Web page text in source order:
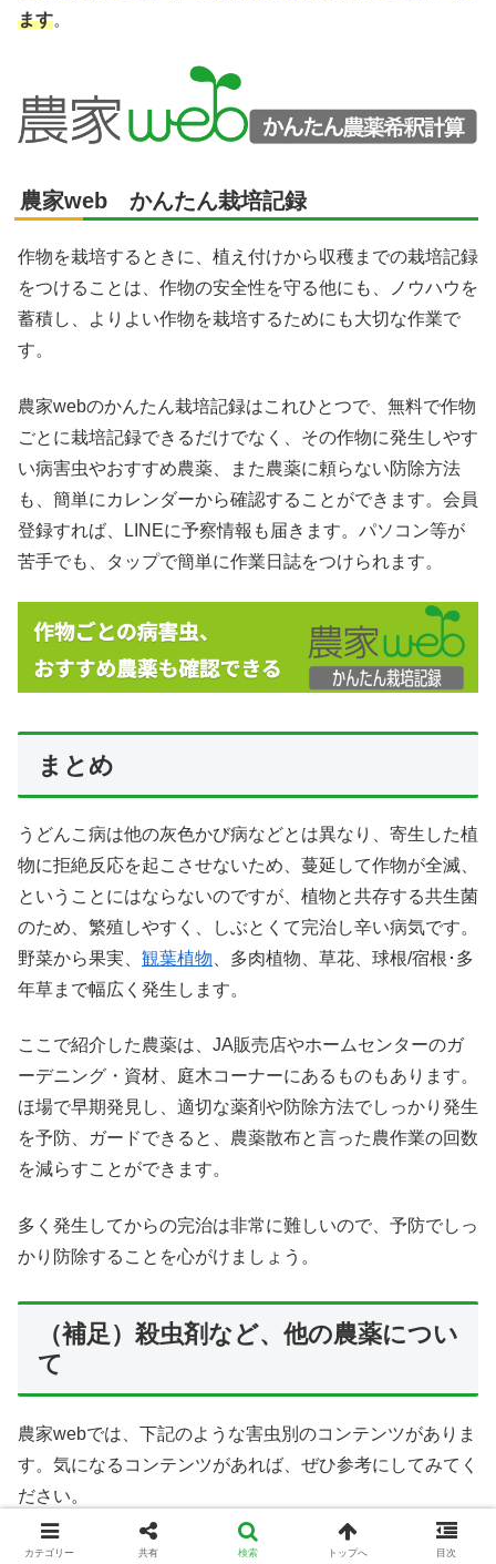
ます。
農家web かんたん栽培記録
作物を栽培するときに、植え付けから収穫までの栽培記録
をつけることは、作物の安全性を守る他にも、ノウハウを
蓄積し、よりよい作物を栽培するためにも大切な作業で
す。
農家webのかんたん栽培記録はこれひとつで、無料で作物
ごとに栽培記録できるだけでなく、その作物に発生しやす
い病害虫やおすすめ農薬、また農薬に頼らない防除方法
も、簡単にカレンダーから確認することができます。会員
登録すれば、LINEに予察情報も届きます。パソコン等が
苦手でも、タップで簡単に作業日誌をつけられます。
まとめ
うどんこ病は他の灰色かび病などとは異なり、寄生した植
物に拒絶反応を起こさせないため、蔓延して作物が全滅、
ということにはならないのですが、植物と共存する共生菌
のため、繁殖しやすく、しぶとくて完治し辛い病気です。
野菜から果実、 観葉植物 、多肉植物、草花、球根/宿根･多
年草まで幅広く発生します。
ここで紹介した農薬は、JA販売店やホームセンターのガ
ーデニング・資材、庭木コーナーにあるものもあります。
ほ場で早期発見し、適切な薬剤や防除方法でしっかり発生
を予防、ガードできると、農薬散布と言った農作業の回数
を減らすことができます。
多く発生してからの完治は非常に難しいので、予防でしっ
かり防除することを心がけましょう。
（補足）殺虫剤など、他の農薬につい
て
農家webでは、下記のような害虫別のコンテンツがありま
す。気になるコンテンツがあれば、ぜひ参考にしてみてく
ださい。
アブラムシを駆除、防除する農薬について
カテゴリー 共有 検索 トップへ 目次